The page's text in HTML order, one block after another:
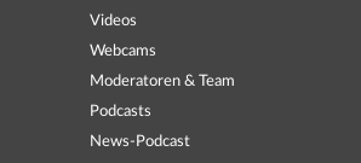
Videos
Webcams
Moderatoren & Team
Podcasts
News-Podcast